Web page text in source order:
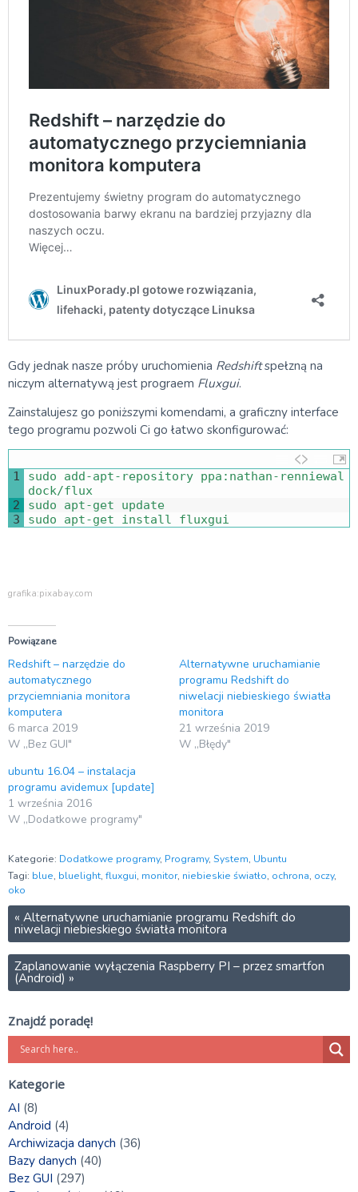
Gdy jednak nasze próby uruchomienia Redshiftspełzną na
niczym alternatywą jest prograem Fluxgui.
Zainstalujesz go poniższymi komendami, a graficzny interface
tego programu pozwoli Ci go łatwo skonfigurować:
1
2
3
sudo add-apt- repository ppa : nathan- renniewal
dock/flux
sudo apt-get update
sudo apt-get install fluxgui
grafika:pixabay.com
Powiązane
Redshift – narzędzie do
automatycznego
przyciemniania monitora
komputera
6 marca 2019
W „Bez GUI"
Alternatywne uruchamianie
programu Redshift do
niwelacji niebieskiego światła
monitora
21 września 2019
W „Błędy"
ubuntu 16.04 – instalacja
programu avidemux [update]
1 września 2016
W „Dodatkowe programy"
Kategorie: Dodatkowe programy, Programy, System, Ubuntu
Tagi: blue, bluelight, fluxgui, monitor, niebieskie światło, ochrona, oczy,
oko
« Alternatywne uruchamianie programu Redshift do
niwelacji niebieskiego światła monitora
Zaplanowanie wyłączenia Raspberry PI – przez smartfon
(Android) »
Znajdź poradę!
Kategorie
AI (8)
Android (4)
Archiwizacja danych (36)
Bazy danych (40)
Bez GUI (297)